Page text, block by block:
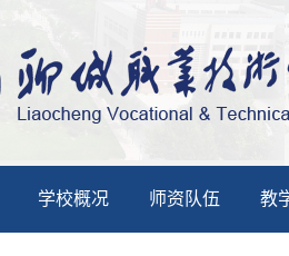
学校概况 师资队伍 教